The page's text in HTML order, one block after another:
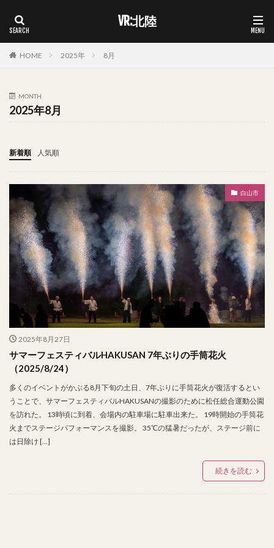
VR:北陸
HOME 2025年 8月
MONTH
2025年8月
新着順 人気順
白山市
2025年8月27日
サマーフェスティバルHAKUSAN 7年ぶりの手筒花火
（2025/8/24）
多くのイベントがかぶる8月下旬の土日、7年ぶりに手筒花火が復活するとい
うことで、サマーフェスティバルHAKUSANの撮影のために松任総合運動公園
を訪れた。 13時頃に到着、会場内の駐車場に駐車出来た。 19時開始の手筒花
火までステージパフォーマンスを撮影。 35℃の猛暑だったが、ステージ前に
は日除け […]
続きを読む